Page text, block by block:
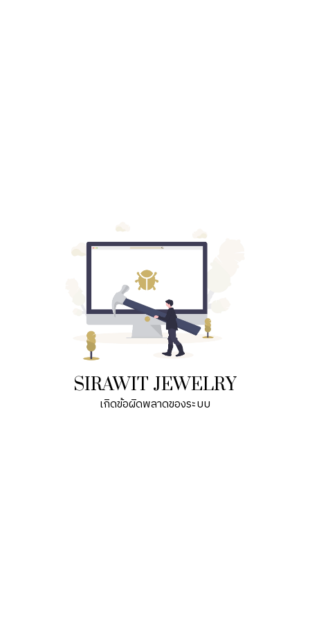
SIRAWIT JEWELRY
เกิดข้อผิดพลาดของระบบ